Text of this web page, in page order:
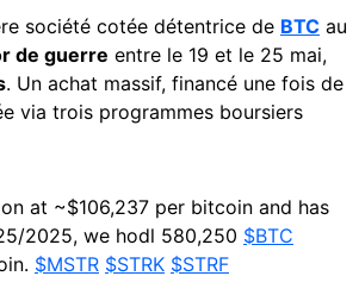
société cotée détentrice de BTC au
de guerre entre le 19 et le 25 mai,
. Un achat massif, financé une fois de
via trois programmes boursiers
at ~$106,237 per bitcoin and has
2025, we hodl 580,250 $BTC
$MSTR $STRK $STRF